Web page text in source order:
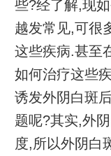
些?经了解,现
越发常见,可很
这些疾病.甚至
如何治疗这些
诱发外阴白斑
题呢?其实,外
度,所以外阴白